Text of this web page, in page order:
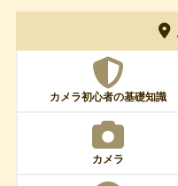
カメラ初心者の基礎知識
カメラ